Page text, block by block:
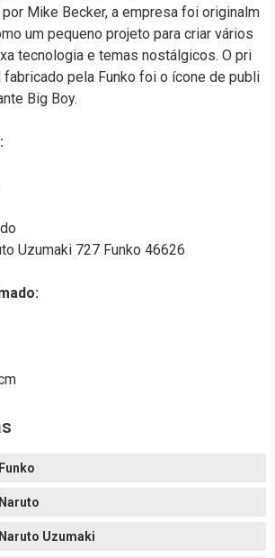
Mike Becker, a empresa foi originalm
um pequeno projeto para criar vários
tecnologia e temas nostálgicos. O pri
pela Funko foi o ícone de publi
Big Boy.
Uzumaki 727 Funko 46626
Funko
Naruto
Naruto Uzumaki